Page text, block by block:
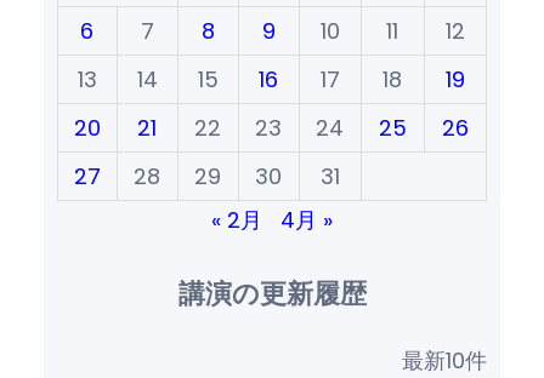
6
7 8 9 10 11
12
13
14 15 16 17 18
19
20
21 22 23 24 25
26
27
28 29 30
31
« 2月
4月 »
講演の更新履歴
最新10件